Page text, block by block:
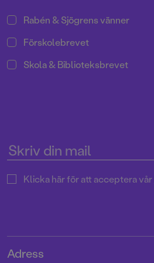
Rabén & Sjögrens vänner
Förskolebrevet
Skola & Biblioteksbrevet
Klicka här för att acceptera vår
Adress